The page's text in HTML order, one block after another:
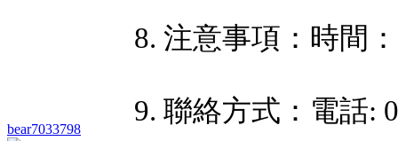
bear7033798
8. 注意事項：時間
9. 聯絡方式：電話: